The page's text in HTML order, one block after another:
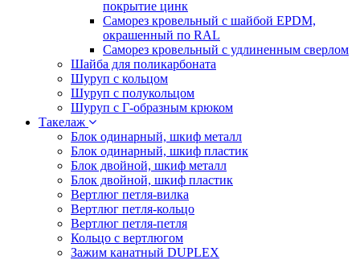
покрытие цинк
Саморез кровельный с шайбой EPDM,
окрашенный по RAL
Саморез кровельный с удлиненным сверлом
Шайба для поликарбоната
Шуруп с кольцом
Шуруп с полукольцом
Шуруп с Г-образным крюком
Такелаж
Блок одинарный, шкиф металл
Блок одинарный, шкиф пластик
Блок двойной, шкиф металл
Блок двойной, шкиф пластик
Вертлюг петля-вилка
Вертлюг петля-кольцо
Вертлюг петля-петля
Кольцо с вертлюгом
Зажим канатный DUPLEX